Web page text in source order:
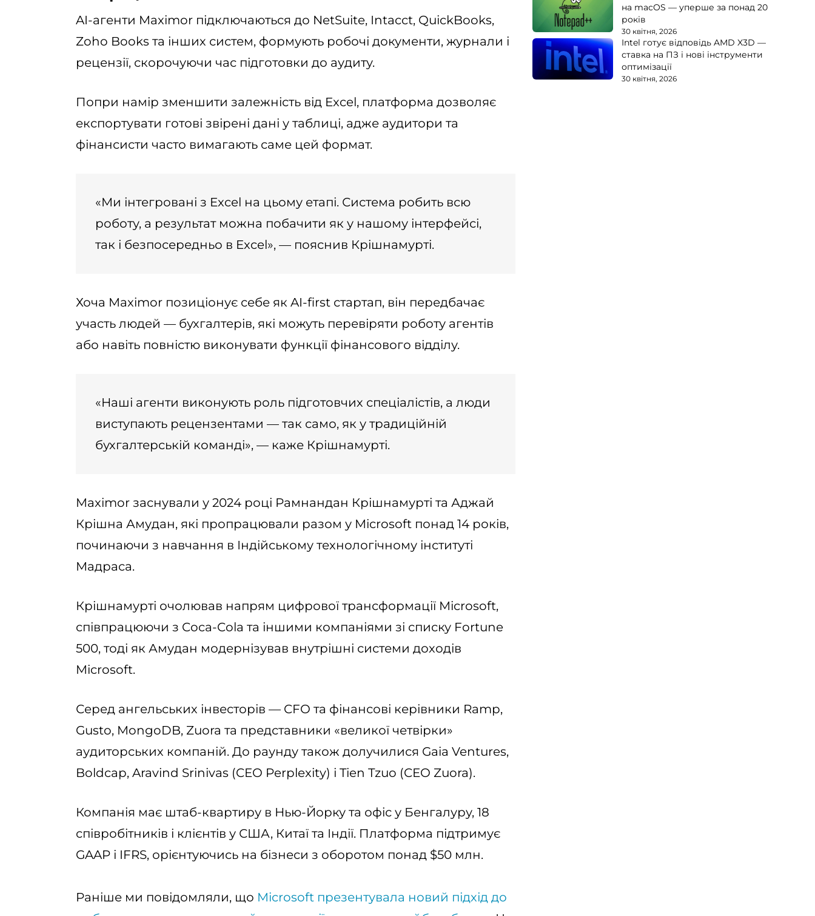
AI-агенти Maximor підключаються до NetSuite, Intacct, QuickBooks,
Zoho Books та інших систем, формують робочі документи, журнали і
рецензії, скорочуючи час підготовки до аудиту.
Попри намір зменшити залежність від Excel, платформа дозволяє
експортувати готові звірені дані у таблиці, адже аудитори та
фінансисти часто вимагають саме цей формат.
«Ми інтегровані з Excel на цьому етапі. Система робить всю
роботу, а результат можна побачити як у нашому інтерфейсі,
так і безпосередньо в Excel», — пояснив Крішнамурті.
Хоча Maximor позиціонує себе як AI-first стартап, він передбачає
участь людей — бухгалтерів, які можуть перевіряти роботу агентів
або навіть повністю виконувати функції фінансового відділу.
«Наші агенти виконують роль підготовчих спеціалістів, а люди
виступають рецензентами — так само, як у традиційній
бухгалтерській команді», — каже Крішнамурті.
Maximor заснували у 2024 році Рамнандан Крішнамурті та Аджай
Крішна Амудан, які пропрацювали разом у Microsoft понад 14 років,
починаючи з навчання в Індійському технологічному інституті
Мадраса.
Крішнамурті очолював напрям цифрової трансформації Microsoft,
співпрацюючи з Coca-Cola та іншими компаніями зі списку Fortune
500, тоді як Амудан модернізував внутрішні системи доходів
Microsoft.
Серед ангельських інвесторів — CFO та фінансові керівники Ramp,
Gusto, MongoDB, Zuora та представники «великої четвірки»
аудиторських компаній. До раунду також долучилися Gaia Ventures,
Boldcap, Aravind Srinivas (CEO Perplexity) і Tien Tzuo (CEO Zuora).
Компанія має штаб-квартиру в Нью-Йорку та офіс у Бенгалуру, 18
співробітників і клієнтів у США, Китаї та Індії. Платформа підтримує
GAAP і IFRS, орієнтуючись на бізнеси з оборотом понад $50 млн.
Раніше ми повідомляли, що Microsoft презентувала новий підхід до
на macOS — уперше за понад 20
років
30 квітня, 2026
Intel готує відповідь AMD X3D —
ставка на ПЗ і нові інструменти
оптимізації
30 квітня, 2026